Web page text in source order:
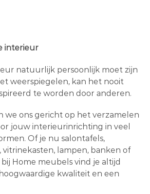
interieur
natuurlijk persoonlijk moet zijn
weerspiegelen, kan het nooit
te worden door anderen.
we ons gericht op het verzamelen
jouw interieurinrichting in veel
Of je nu salontafels,
lampen, banken of
Home meubels vind je altijd
kwaliteit en een